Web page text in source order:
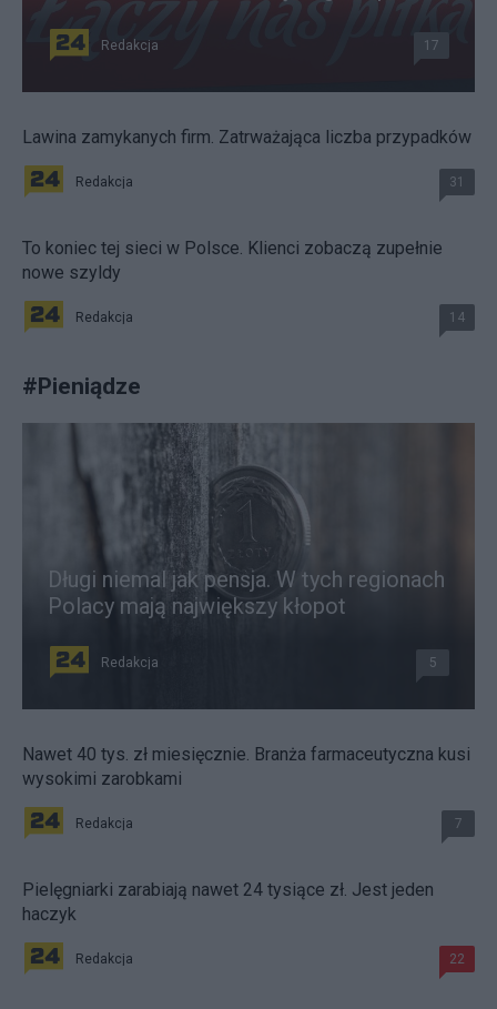
Redakcja 17
Lawina zamykanych firm. Zatrważająca liczba przypadków
Redakcja 31
To koniec tej sieci w Polsce. Klienci zobaczą zupełnie
nowe szyldy
Redakcja 14
#Pieniądze
Długi niemal jak pensja. W tych regionach
Polacy mają największy kłopot
Redakcja 5
Nawet 40 tys. zł miesięcznie. Branża farmaceutyczna kusi
wysokimi zarobkami
Redakcja 7
Pielęgniarki zarabiają nawet 24 tysiące zł. Jest jeden
haczyk
Redakcja 22